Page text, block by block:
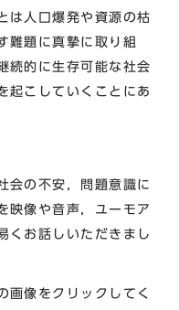
は人口爆発や資源の枯
難題に真摯に取り組
続的に生存可能な社会
起こしていくことにあ
会の不安，問題意識に
映像や音声，ユーモア
くお話しいただきまし
像をクリックしてく